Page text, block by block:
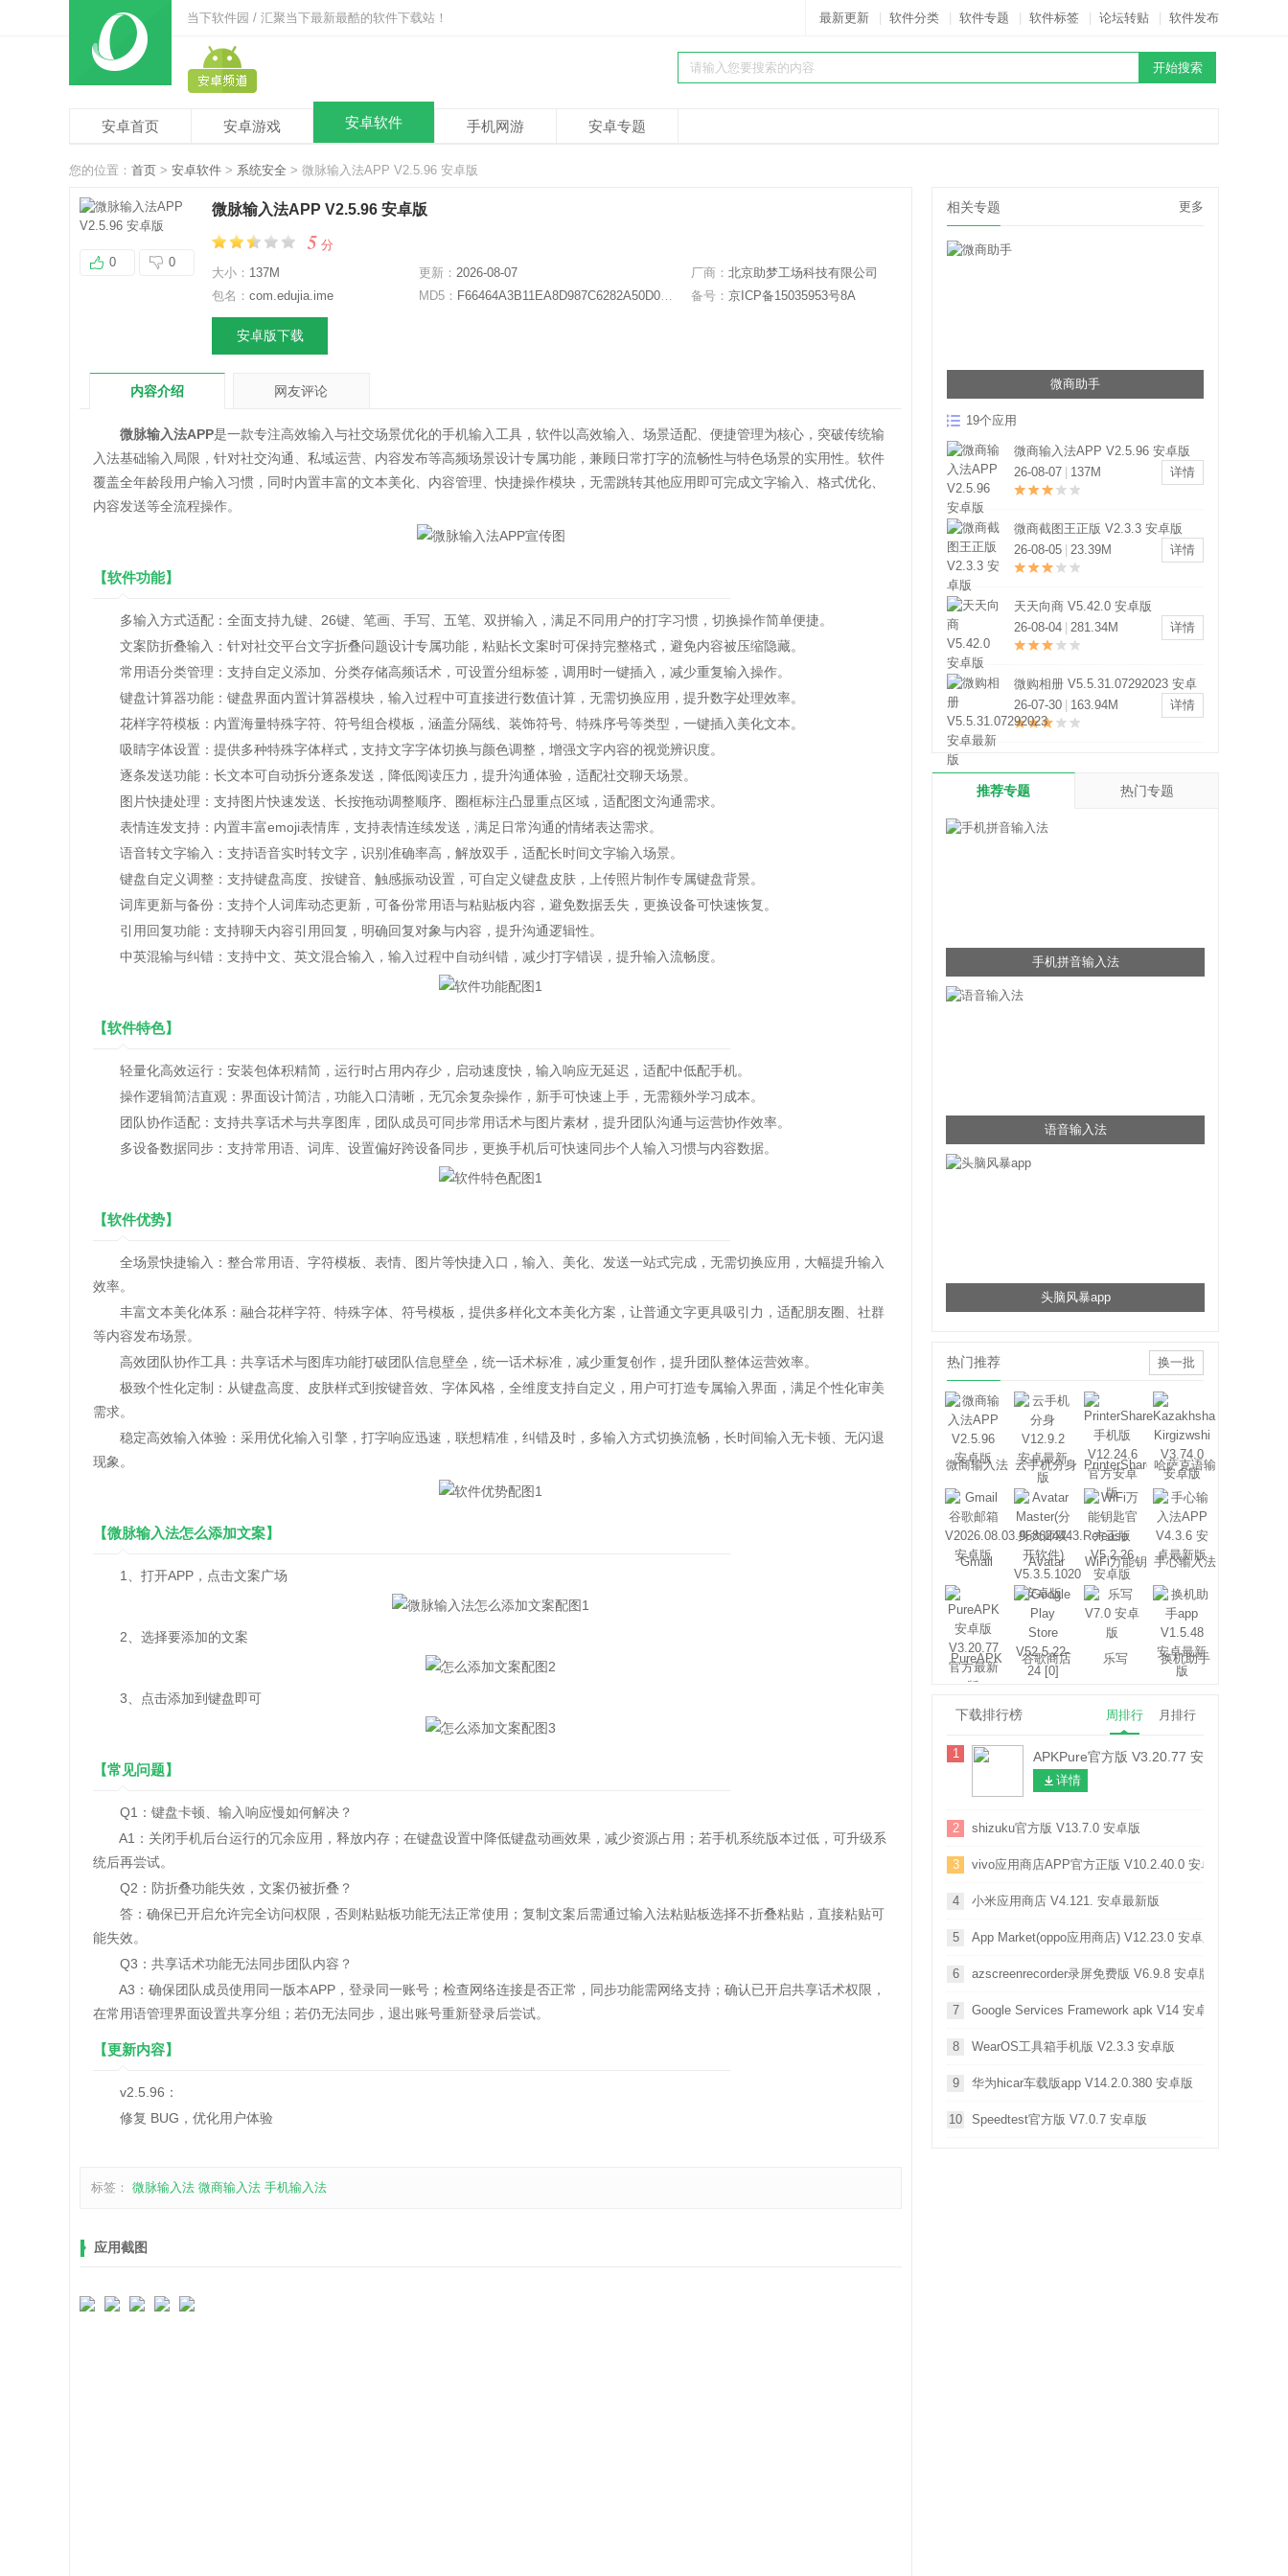
当下软件园 / 汇聚当下最新最酷的软件下载站！ 最新更新 软件分类 软件专题 软件标签 论坛转贴 软件发布
安卓首页 安卓游戏 安卓软件 手机网游 安卓专题
您的位置： 首页 > 安卓软件 > 系统安全 > 微脉输入法APP V2.5.96 安卓版
0 0
微脉输入法APP V2.5.96 安卓版
5 分
大小： 137M 更新： 2026-08-07 厂商： 北京助梦工场科技有限公司
包名： com.edujia.ime MD5： F66464A3B11EA8D987C6282A50D0C977 备号： 京ICP备15035953号8A
安卓版下载
内容介绍 网友评论
微脉输入法APP是一款专注高效输入与社交场景优化的手机输入工具，软件以高效输入、场景适配、便捷管理为核心，突破传统输
入法基础输入局限，针对社交沟通、私域运营、内容发布等高频场景设计专属功能，兼顾日常打字的流畅性与特色场景的实用性。软件
覆盖全年龄段用户输入习惯，同时内置丰富的文本美化、内容管理、快捷操作模块，无需跳转其他应用即可完成文字输入、格式优化、
内容发送等全流程操作。
【软件功能】
多输入方式适配：全面支持九键、26键、笔画、手写、五笔、双拼输入，满足不同用户的打字习惯，切换操作简单便捷。
文案防折叠输入：针对社交平台文字折叠问题设计专属功能，粘贴长文案时可保持完整格式，避免内容被压缩隐藏。
常用语分类管理：支持自定义添加、分类存储高频话术，可设置分组标签，调用时一键插入，减少重复输入操作。
键盘计算器功能：键盘界面内置计算器模块，输入过程中可直接进行数值计算，无需切换应用，提升数字处理效率。
花样字符模板：内置海量特殊字符、符号组合模板，涵盖分隔线、装饰符号、特殊序号等类型，一键插入美化文本。
吸睛字体设置：提供多种特殊字体样式，支持文字字体切换与颜色调整，增强文字内容的视觉辨识度。
逐条发送功能：长文本可自动拆分逐条发送，降低阅读压力，提升沟通体验，适配社交聊天场景。
图片快捷处理：支持图片快速发送、长按拖动调整顺序、圈框标注凸显重点区域，适配图文沟通需求。
表情连发支持：内置丰富emoji表情库，支持表情连续发送，满足日常沟通的情绪表达需求。
语音转文字输入：支持语音实时转文字，识别准确率高，解放双手，适配长时间文字输入场景。
键盘自定义调整：支持键盘高度、按键音、触感振动设置，可自定义键盘皮肤，上传照片制作专属键盘背景。
词库更新与备份：支持个人词库动态更新，可备份常用语与粘贴板内容，避免数据丢失，更换设备可快速恢复。
引用回复功能：支持聊天内容引用回复，明确回复对象与内容，提升沟通逻辑性。
中英混输与纠错：支持中文、英文混合输入，输入过程中自动纠错，减少打字错误，提升输入流畅度。
【软件特色】
轻量化高效运行：安装包体积精简，运行时占用内存少，启动速度快，输入响应无延迟，适配中低配手机。
操作逻辑简洁直观：界面设计简洁，功能入口清晰，无冗余复杂操作，新手可快速上手，无需额外学习成本。
团队协作适配：支持共享话术与共享图库，团队成员可同步常用话术与图片素材，提升团队沟通与运营协作效率。
多设备数据同步：支持常用语、词库、设置偏好跨设备同步，更换手机后可快速同步个人输入习惯与内容数据。
【软件优势】
全场景快捷输入：整合常用语、字符模板、表情、图片等快捷入口，输入、美化、发送一站式完成，无需切换应用，大幅提升输入
效率。
丰富文本美化体系：融合花样字符、特殊字体、符号模板，提供多样化文本美化方案，让普通文字更具吸引力，适配朋友圈、社群
等内容发布场景。
高效团队协作工具：共享话术与图库功能打破团队信息壁垒，统一话术标准，减少重复创作，提升团队整体运营效率。
极致个性化定制：从键盘高度、皮肤样式到按键音效、字体风格，全维度支持自定义，用户可打造专属输入界面，满足个性化审美
需求。
稳定高效输入体验：采用优化输入引擎，打字响应迅速，联想精准，纠错及时，多输入方式切换流畅，长时间输入无卡顿、无闪退
现象。
【微脉输入法怎么添加文案】
1、打开APP，点击文案广场
2、选择要添加的文案
3、点击添加到键盘即可
【常见问题】
Q1：键盘卡顿、输入响应慢如何解决？
A1：关闭手机后台运行的冗余应用，释放内存；在键盘设置中降低键盘动画效果，减少资源占用；若手机系统版本过低，可升级系
统后再尝试。
Q2：防折叠功能失效，文案仍被折叠？
答：确保已开启允许完全访问权限，否则粘贴板功能无法正常使用；复制文案后需通过输入法粘贴板选择不折叠粘贴，直接粘贴可
能失效。
Q3：共享话术功能无法同步团队内容？
A3：确保团队成员使用同一版本APP，登录同一账号；检查网络连接是否正常，同步功能需网络支持；确认已开启共享话术权限，
在常用语管理界面设置共享分组；若仍无法同步，退出账号重新登录后尝试。
【更新内容】
v2.5.96：
修复 BUG，优化用户体验
标签： 微脉输入法 微商输入法 手机输入法
应用截图
相关专题 更多
微商助手
19个应用
微商输入法APP V2.5.96 安卓版
26-08-07
137M 详情
微商截图王正版 V2.3.3 安卓版
26-08-05 23.39M 详情
天天向商 V5.42.0 安卓版
26-08-04 281.34M 详情
微购相册 V5.5.31.07292023 安卓
最新版
26-07-30 163.94M 详情
推荐专题 热门专题
手机拼音输入法
语音输入法
头脑风暴app
热门推荐 换一批
微商输入法 云手机分身 PrinterShare 哈萨克语输
入法
Gmail
Avatar
Master
WiFi万能钥
匙
手心输入法
PureAPK 谷歌商店 乐写 换机助手
下载排行榜 周排行 月排行
1 APKPure官方版 V3.20.77 安卓版
详情
2 shizuku官方版 V13.7.0 安卓版
3 vivo应用商店APP官方正版 V10.2.40.0 安卓版
4 小米应用商店 V4.121. 安卓最新版
5 App Market(oppo应用商店) V12.23.0 安卓版
6 azscreenrecorder录屏免费版 V6.9.8 安卓版
7 Google Services Framework apk V14 安卓版
8 WearOS工具箱手机版 V2.3.3 安卓版
9 华为hicar车载版app V14.2.0.380 安卓版
10 Speedtest官方版 V7.0.7 安卓版